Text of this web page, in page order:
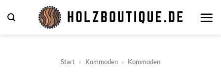
Inhalt
Start » Kommoden » Kommoden